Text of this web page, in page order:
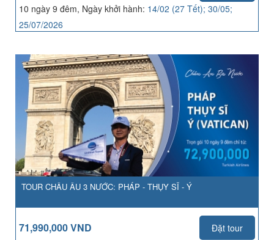
10 ngày 9 đêm, Ngày khởi hành: 14/02 (27 Tết); 30/05;
25/07/2026
TOUR CHÂU ÂU 3 NƯỚC: PHÁP - THỤY SĨ - Ý
71,990,000 VND
Đặt tour